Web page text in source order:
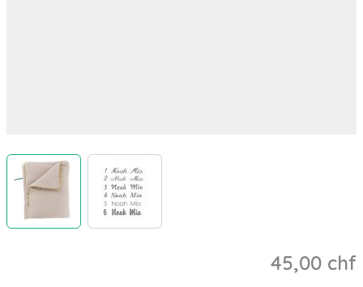
View larger image
45,00 chf